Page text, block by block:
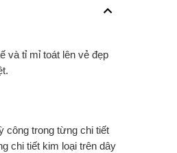
và tỉ mỉ toát lên vẻ đẹp
công trong từng chi tiết
chi tiết kim loại trên dây